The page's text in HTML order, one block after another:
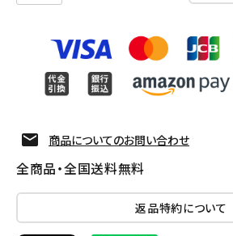
Follow us
商品についてのお問い合わせ
全商品・全国送料無料
返品特約について